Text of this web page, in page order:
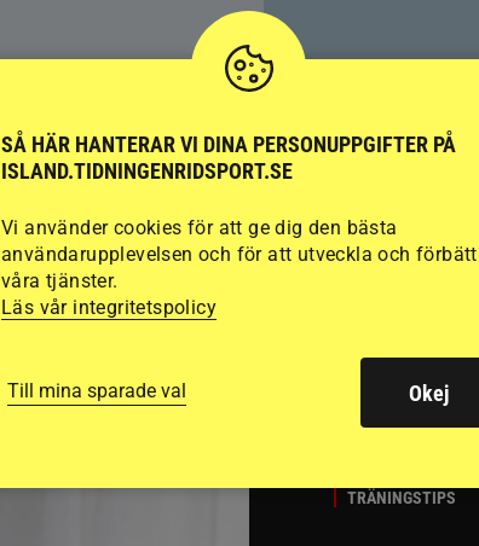
Färre hältor vid
TRÄNINGSTIPS
SÅ HÄR HANTERAR VI DINA PERSONUPPGIFTER PÅ
ISLAND.TIDNINGENRIDSPORT.SE
Vi använder cookies för att ge dig den bästa
användarupplevelsen och för att utveckla och
våra tjänster.
Läs vår integritetspolicy
Till mina sparade val Okej